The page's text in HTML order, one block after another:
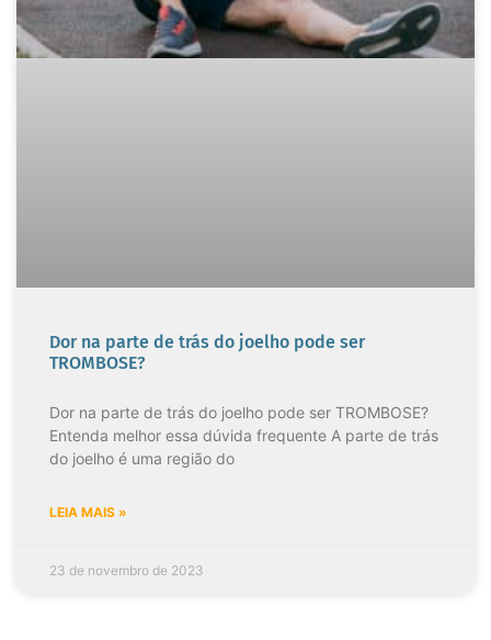
Dor na parte de trás do joelho pode ser
TROMBOSE?
Dor na parte de trás do joelho pode ser TROMBOSE?
Entenda melhor essa dúvida frequente A parte de trás
do joelho é uma região do
LEIA MAIS »
23 de novembro de 2023